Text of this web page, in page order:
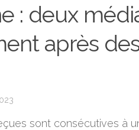
: deux
après
sont consécutives à